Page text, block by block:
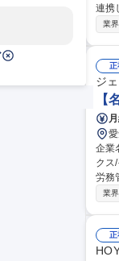
連携
す。 ■中途採用業務全般（求人作成、応募者対応、日程調整など）■人材紹介会社・求人媒体との連携および折衝
の
ミュニケー
日/
業
正
ジ
【
企業名 ジ
クス/手当充実◎ 仕事の内容 当
労務管理等適
す
業
正